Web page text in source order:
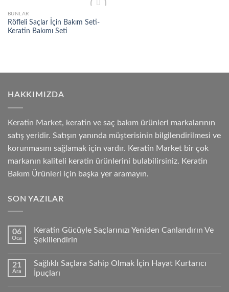
Add to
wishlist
BUNLAR
Röfleli Saçlar İçin Bakım Seti-
Keratin Bakımı Seti
HAKKIMIZDA
Keratin Market, keratin ve saç bakım ürünleri markalarının
satış yeridir. Satışın yanında müşterisinin bilgilendirilmesi ve
korunmasını sağlamak için vardır. Keratin Market bir çok
markanın kaliteli keratin ürünlerini bulabilirsiniz. Keratin
Bakım Ürünleri için başka yer aramayın.
SON YAZILAR
06
Oca
Keratin Gücüyle Saçlarınızı Yeniden Canlandırın Ve
Şekillendirin
21
Ara
Sağlıklı Saçlara Sahip Olmak İçin Hayat Kurtarıcı
İpuçları